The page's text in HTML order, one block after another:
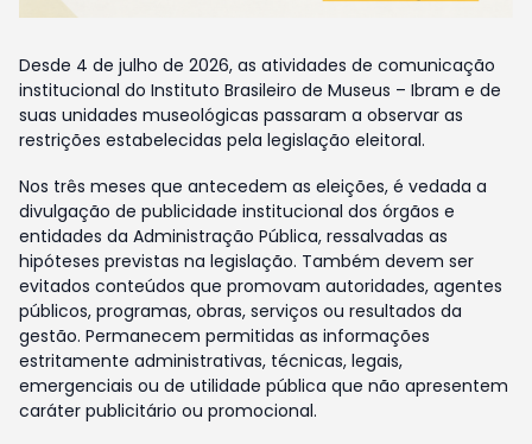
Desde 4 de julho de 2026, as atividades de comunicação
institucional do Instituto Brasileiro de Museus – Ibram e de
suas unidades museológicas passaram a observar as
restrições estabelecidas pela legislação eleitoral.
Nos três meses que antecedem as eleições, é vedada a
divulgação de publicidade institucional dos órgãos e
entidades da Administração Pública, ressalvadas as
hipóteses previstas na legislação. Também devem ser
evitados conteúdos que promovam autoridades, agentes
públicos, programas, obras, serviços ou resultados da
gestão. Permanecem permitidas as informações
estritamente administrativas, técnicas, legais,
emergenciais ou de utilidade pública que não apresentem
caráter publicitário ou promocional.